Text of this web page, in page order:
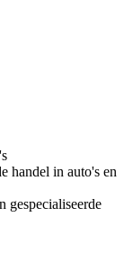
handel in auto's en
gespecialiseerde